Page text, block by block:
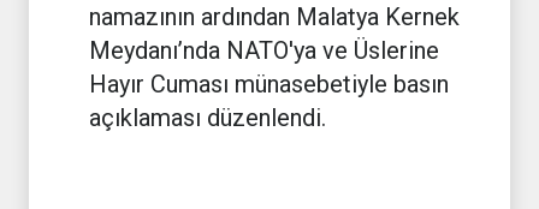
namazının ardından Malatya Kernek
Meydanı’nda NATO'ya ve Üslerine
Hayır Cuması münasebetiyle basın
açıklaması düzenlendi.